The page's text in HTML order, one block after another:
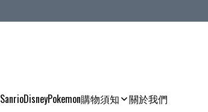
SanrioDisneyPokemon購物須知 關於我們